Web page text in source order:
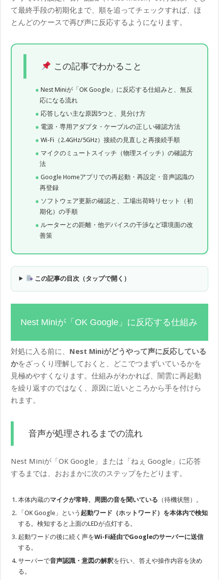
て最終手段の初期化まで、順を追ってチェックすれば、ほ
とんどのケースで再び声に反応するようになります。
この記事でわかること
Nest Miniが「OK Google」に反応する仕組みと、無反
応になる流れ
応答しない主な原因5つと、見分け方
電源・専用アダプタ・ケーブルの正しい確認方法
Wi-Fi（2.4GHz/5GHz）接続の見直しと再接続手順
マイクのミュートスイッチ（物理スイッチ）の確認方
法
Google Homeアプリでの再起動・再設定・音声認識の
再登録
ソフトウェア更新の確認と、工場出荷時リセット（初
期化）の手順
ルーターとの距離・他デバイスの干渉など環境面の改
善策
この記事の目次（タップで開く）
Nest Miniが「OK Google」に反応する仕組み
対処に入る前に、 Nest Miniがどうやって声に反応している
かをざっくり理解しておくと、どこでつまずいているかを
見極めやすくなります。仕組みがわかれば、闇雲に再起動
を繰り返すのではなく、原因に近いところから手を付けら
れます。
音声が処理されるまでの流れ
Nest Miniが「OK Google」または「ねぇ Google」に応答
するまでは、おおまかに次のステップをたどります。
本体内蔵のマイクが常時、周囲の音を聞いている （待機状態）。
「OK Google」という起動ワード（ホットワード）を本体内で検知
する。検知すると上面のLEDが点灯する。
起動ワードの後に続く声をWi-Fi経由でGoogleのサーバーに送信
する。
サーバーで音声認識・意図の解釈を行い、答えや操作内容を決め
る。